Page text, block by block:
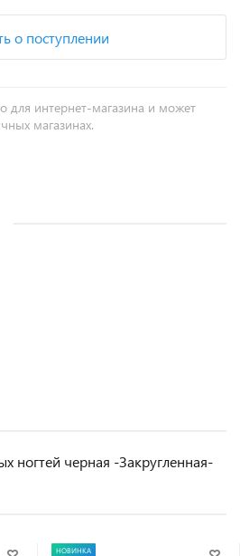
о поступлении
для интернет-магазина и может
магазинах.
ногтей черная -Закругленная-
НОВИНКА